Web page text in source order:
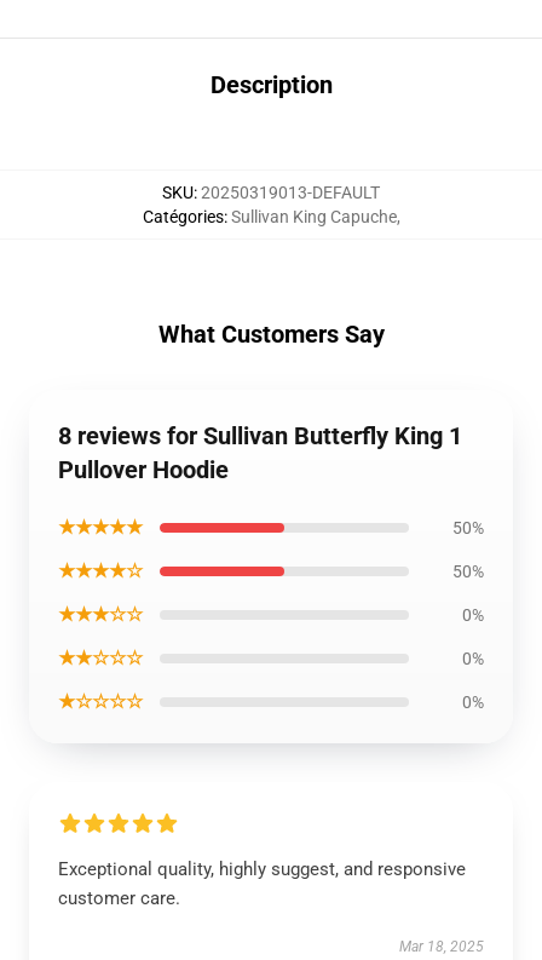
Description
SKU:20250319013-DEFAULT
Catégories:Sullivan King Capuche,
What Customers Say
8 reviews for Sullivan Butterfly King 1
Pullover Hoodie
★★★★★ 50%
★★★★☆ 50%
★★★☆☆ 0%
★★☆☆☆ 0%
★☆☆☆☆ 0%
Exceptional quality, highly suggest, and responsive
customer care.
Mar 18, 2025